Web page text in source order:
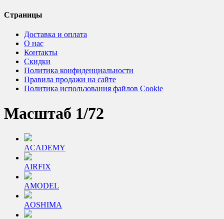
Страницы
Доставка и оплата
О нас
Контакты
Скидки
Политика конфиденциальности
Правила продажи на сайте
Политика использования файлов Cookie
Масштаб 1/72
ACADEMY
AIRFIX
AMODEL
AOSHIMA